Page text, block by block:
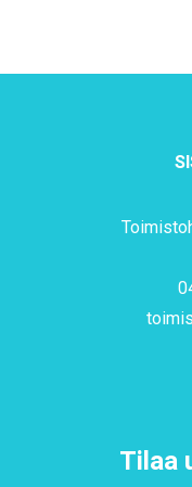
Tilaa